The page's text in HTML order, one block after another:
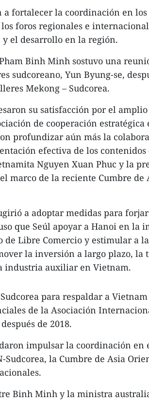
a fortalecer la coordinación en
los foros regionales e
y el desarrollo en la región.
Binh Minh sostuvo una
sudcoreano, Yun Byung-se,
Mekong – Sudcorea.
su satisfacción por el
de cooperación
profundizar aún más la
efectiva de los contenidos
Nguyen Xuan Phuc y la
marco de la reciente Cumbre de
a adoptar medidas para
que Seúl apoyar a Hanoi en la
de Libre Comercio y estimular a
la inversión a largo plazo, la
industria auxiliar en Vietnam.
para respaldar a
de la Asociación
de 2018.
impulsar la coordinación en
Sudcorea, la Cumbre de Asia
Binh Minh y la ministra